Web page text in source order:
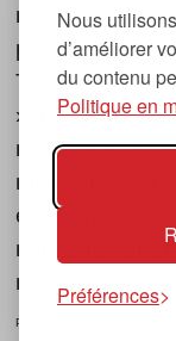
Nous
d’améliorer
du contenu
Politique en
Préférences
musique et les
première
Tsugi en
», ce qui
magazine, à
musicales,
électronique,
nouveaux
musique.
POLITIQUE DE COOKIES